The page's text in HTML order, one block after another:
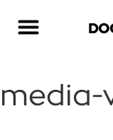
media-